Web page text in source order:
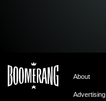
About
Advertising